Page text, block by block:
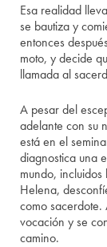
Esa realidad
se bautiza y
entonces
moto, y decide
llamada al
A pesar del
adelante con su
está en el
diagnostica una
mundo,
Helena,
como
vocación y se
camino.